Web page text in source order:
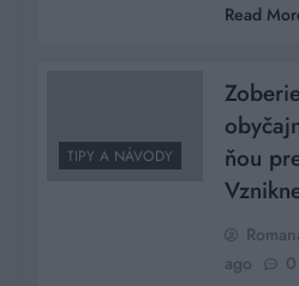
Read
TIPY A NÁVODY
ňou
ago
0